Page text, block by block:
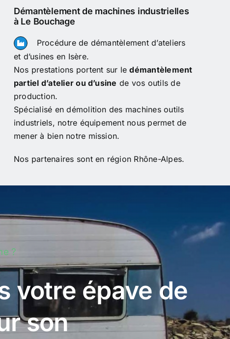
Démantèlement de machines industrielles
à Le Bouchage
Procédure de démantèlement d’ateliers
et d’usines en Isère.
Nos prestations portent sur ledémantèlement
partiel d’atelier ou d’usine de vos outils de
production.
Spécialisé en démolition des machines outils
industriels, notre équipement nous permet de
mener à bien notre mission.
Nos partenaires sont en région Rhône-Alpes.
?
votre épave de
son